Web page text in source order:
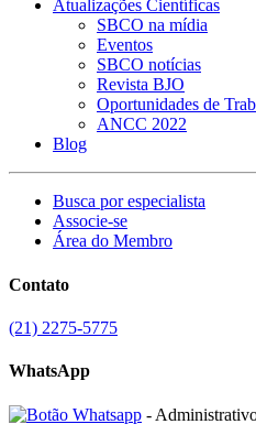
Atualizações Científicas
SBCO na mídia
Eventos
SBCO notícias
Revista BJO
Oportunidades de
ANCC 2022
Blog
Busca por especialista
Associe-se
Área do Membro
Contato
(21) 2275-5775
WhatsApp
-